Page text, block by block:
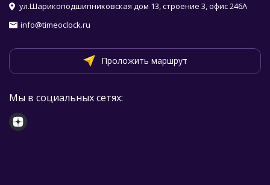
ул.Шарикоподшипниковская дом 13, строение 3, офис 246А
info@timeoclock.ru
Проложить маршрут
Мы в социальных сетях: